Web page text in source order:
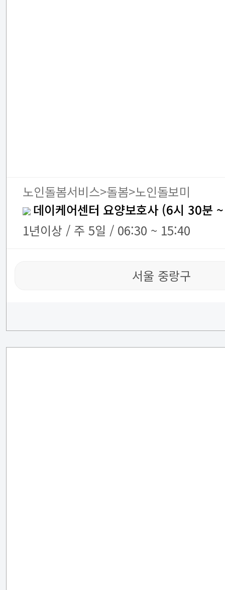
노인돌봄서비스>돌봄>노인돌보미
데이케어센터 요양보호사 (6시 30분
1년이상 / 주 5일 / 06:30 ~ 15:40
서울 중랑구